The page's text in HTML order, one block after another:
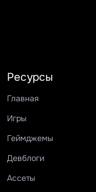
Ресурсы
Главная
Игры
Геймджемы
Девблоги
Ассеты